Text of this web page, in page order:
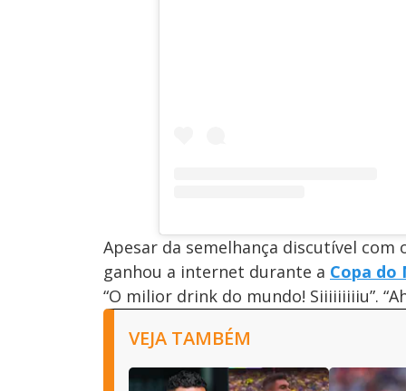
Apesar da semelhança discutível
ganhou a internet durante a Copa do
“O milior drink do mundo! Siiiiiiiiiu”.
VEJA TAMBÉM